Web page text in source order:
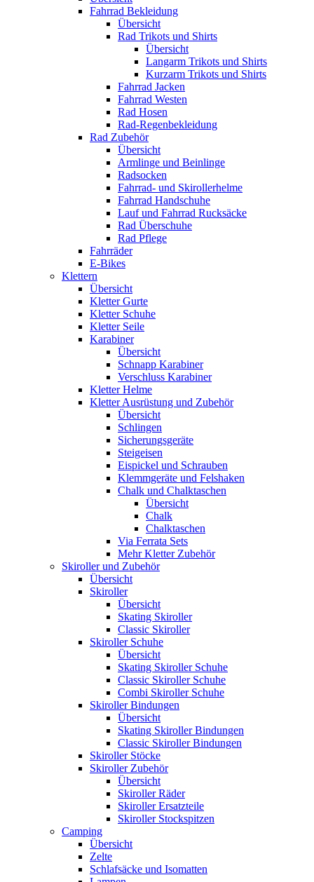
Fahrrad Bekleidung
Übersicht
Rad Trikots und Shirts
Übersicht
Langarm Trikots und Shirts
Kurzarm Trikots und Shirts
Fahrrad Jacken
Fahrrad Westen
Rad Hosen
Rad-Regenbekleidung
Rad Zubehör
Übersicht
Armlinge und Beinlinge
Radsocken
Fahrrad- und Skirollerhelme
Fahrrad Handschuhe
Lauf und Fahrrad Rucksäcke
Rad Überschuhe
Rad Pflege
Fahrräder
E-Bikes
Klettern
Übersicht
Kletter Gurte
Kletter Schuhe
Kletter Seile
Karabiner
Übersicht
Schnapp Karabiner
Verschluss Karabiner
Kletter Helme
Kletter Ausrüstung und Zubehör
Übersicht
Schlingen
Sicherungsgeräte
Steigeisen
Eispickel und Schrauben
Klemmgeräte und Felshaken
Chalk und Chalktaschen
Übersicht
Chalk
Chalktaschen
Via Ferrata Sets
Mehr Kletter Zubehör
Skiroller und Zubehör
Übersicht
Skiroller
Übersicht
Skating Skiroller
Classic Skiroller
Skiroller Schuhe
Übersicht
Skating Skiroller Schuhe
Classic Skiroller Schuhe
Combi Skiroller Schuhe
Skiroller Bindungen
Übersicht
Skating Skiroller Bindungen
Classic Skiroller Bindungen
Skiroller Stöcke
Skiroller Zubehör
Übersicht
Skiroller Räder
Skiroller Ersatzteile
Skiroller Stockspitzen
Camping
Übersicht
Zelte
Schlafsäcke und Isomatten